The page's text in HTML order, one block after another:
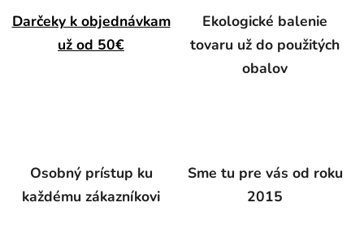
Darčeky k objednávkam
už od 50€
Ekologické balenie
tovaru už do použitých
obalov
Osobný prístup ku
každému zákazníkovi
Sme tu pre vás od roku
2015